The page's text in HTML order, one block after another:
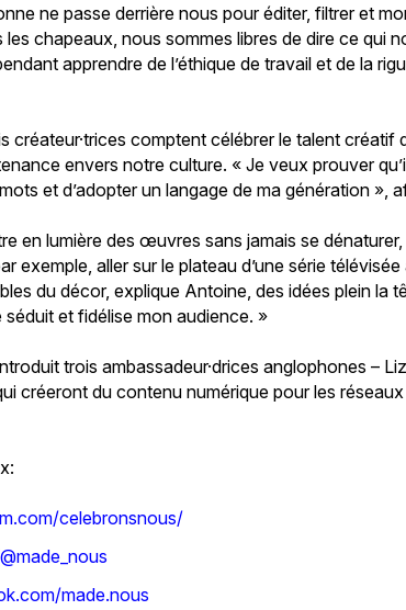
ne passe derrière nous pour éditer, filtrer et
chapeaux, nous sommes libres de dire ce qui
apprendre de l’éthique de travail et de la
comptent célébrer le talent créatif
envers notre culture. « Je veux prouver
et d’adopter un langage de ma génération »,
en lumière des œuvres sans jamais se
exemple, aller sur le plateau d’une série télévisée
du décor, explique Antoine, des idées plein la
et fidélise mon audience. »
trois ambassadeur·drices anglophones –
créeront du contenu numérique pour les
celebronsnous/
made.nous